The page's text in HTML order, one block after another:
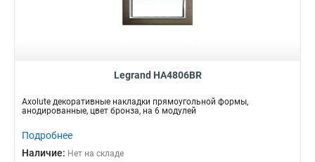
Legrand HA4806BR
Axolute декоративные накладки прямоугольной формы,
анодированные, цвет бронза, на 6 модулей
Подробнее
Наличие: Нет на складе